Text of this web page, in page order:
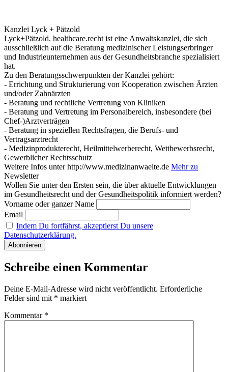
Kanzlei Lyck + Pätzold
Lyck+Pätzold. healthcare.recht ist eine Anwaltskanzlei, die sich
ausschließlich auf die Beratung medizinischer Leistungserbringer
und Industrieunternehmen aus der Gesundheitsbranche spezialisiert
hat.
Zu den Beratungsschwerpunkten der Kanzlei gehört:
- Errichtung und Strukturierung von Kooperation zwischen Ärzten
und/oder Zahnärzten
- Beratung und rechtliche Vertretung von Kliniken
- Beratung und Vertretung im Personalbereich, insbesondere (bei
Chef-)Arztverträgen
- Beratung in speziellen Rechtsfragen, die Berufs- und
Vertragsarztrecht
- Medizinprodukterecht, Heilmittelwerberecht, Wettbewerbsrecht,
Gewerblicher Rechtsschutz
Weitere Infos unter http://www.medizinanwaelte.de Mehr zu
Newsletter
Wollen Sie unter den Ersten sein, die über aktuelle Entwicklungen
im Gesundheitsrecht und der Gesundheitspolitik informiert werden?
Vorname oder ganzer Name
Email
Indem Du fortfährst, akzeptierst Du unsere
Datenschutzerklärung.
Schreibe einen Kommentar
Deine E-Mail-Adresse wird nicht veröffentlicht. Erforderliche
Felder sind mit * markiert
Kommentar *